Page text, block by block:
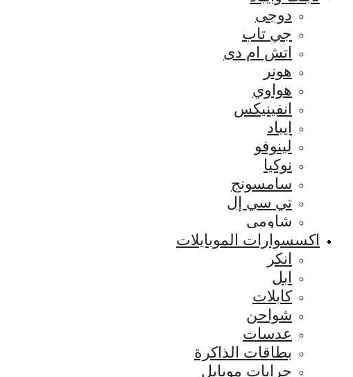
دوجى
جي تاب
اتش ام دى
هونر
هواوي
انفينيكس
ايباد
لينوفو
نوكيا
سامسونج
تي سي إل
شاومي
اكسسوارات الموبايلات
انكر
ابل
كابلات
شواحن
عدسات
بطاقات الذاكرة
جرابات موبايل